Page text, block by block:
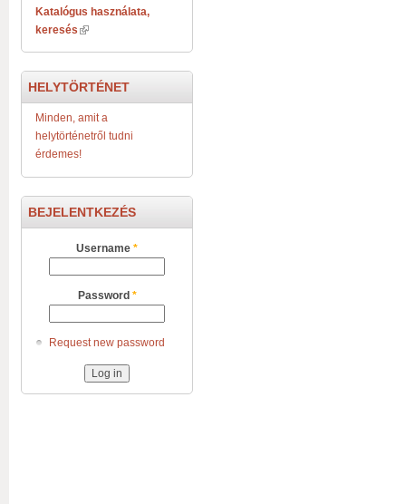
Katalógus használata,
keresés
HELYTÖRTÉNET
Minden, amit a
helytörténetről tudni
érdemes!
BEJELENTKEZÉS
Username *
Password *
Request new password